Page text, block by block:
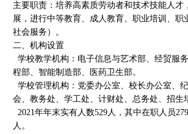
主要职责：培养高素质劳动者和技术技能人才
展，进行中等教育、成人教育、职业培训、职
社会服务）。
二、机构设置
学校教学机构：电子信息与艺术部、经贸服
程部、智能制造部、医药卫生部。
学校管理机构：党委办公室、校长办公室、
会、教务处、学工处、计财处、总务处、招生
2021年年末实有人数529人，其中在职人员
人。